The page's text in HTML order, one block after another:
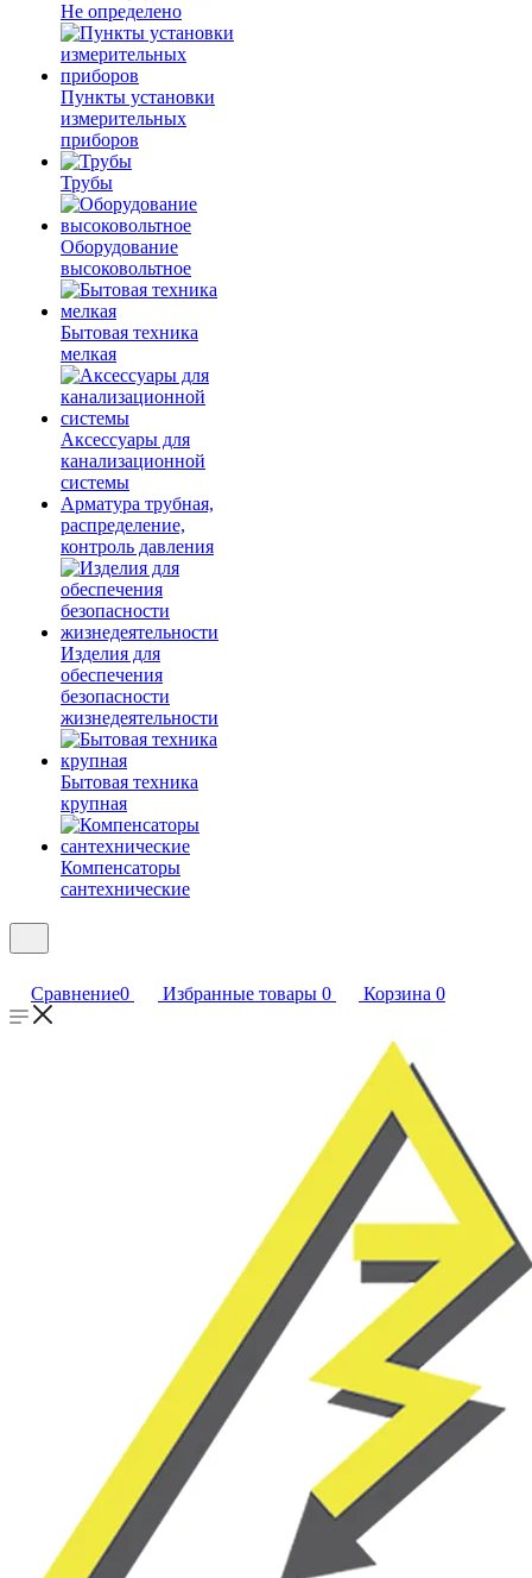
Не определено
Пункты установки
измерительных
приборов
Трубы
Оборудование
высоковольтное
Бытовая техника
мелкая
Аксессуары для
канализационной
системы
Арматура трубная,
распределение,
контроль давления
Изделия для
обеспечения
безопасности
жизнедеятельности
Бытовая техника
крупная
Компенсаторы
сантехнические
Сравнение0 Избранные товары 0 Корзина 0